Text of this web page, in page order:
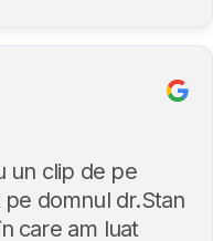
un clip de pe
domnul dr.Stan
care am luat